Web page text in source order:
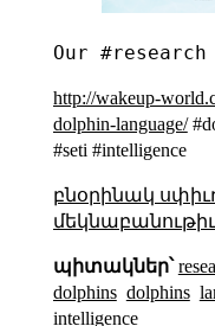
http://wakeup-
dolphin-language/
#seti #intelligence
բնօրինակ
պիտակներ՝
dolphins dolphins
intelligence